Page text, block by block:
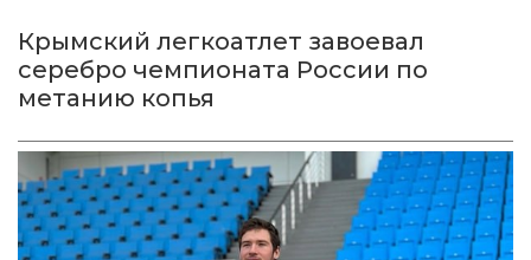
Крымский легкоатлет завоевал
серебро чемпионата России по
метанию копья